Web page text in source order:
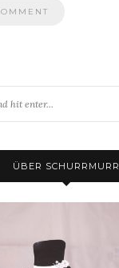
ÜBER SCHURRMURR